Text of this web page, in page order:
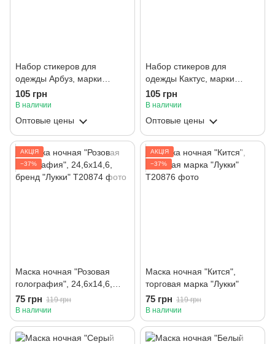
Набор стикеров для
одежды Арбуз, марки
«Lukky»
105 грн
В наличии
Оптовые цены
Набор стикеров для
одежды Кактус, марки
«Lukky»
105 грн
В наличии
Оптовые цены
АКЦІЯ
−37%
Маска ночная "Розовая
голография", 24,6х14,6,
бренд "Лукки"
75 грн 119 грн
В наличии
АКЦІЯ
−37%
Маска ночная "Кится",
торговая марка "Лукки"
75 грн 119 грн
В наличии